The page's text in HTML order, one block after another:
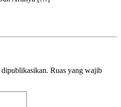
Ruas yang wajib